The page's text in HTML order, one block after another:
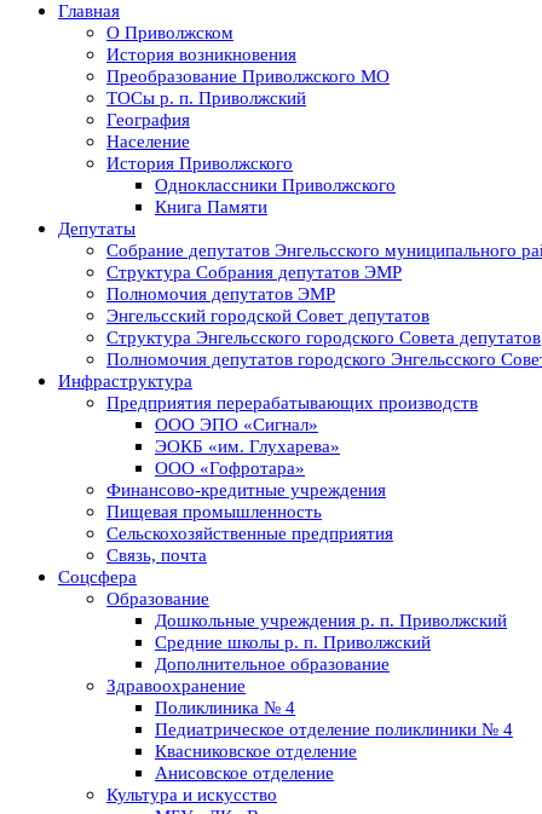
Главная
О Приволжском
История возникновения
Преобразование Приволжского МО
ТОСы р. п. Приволжский
География
Население
История Приволжского
Одноклассники Приволжского
Книга Памяти
Депутаты
Собрание депутатов Энгельсского муниципального
Структура Собрания депутатов ЭМР
Полномочия депутатов ЭМР
Энгельсский городской Совет депутатов
Структура Энгельсского городского Совета депутатов
Полномочия депутатов городского Энгельсского
Инфраструктура
Предприятия перерабатывающих производств
ООО ЭПО «Сигнал»
ЭОКБ «им. Глухарева»
ООО «Гофротара»
Финансово-кредитные учреждения
Пищевая промышленность
Сельскохозяйственные предприятия
Связь, почта
Соцсфера
Образование
Дошкольные учреждения р. п. Приволжский
Средние школы р. п. Приволжский
Дополнительное образование
Здравоохранение
Поликлиника № 4
Педиатрическое отделение поликлиники № 4
Квасниковское отделение
Анисовское отделение
Культура и искусство